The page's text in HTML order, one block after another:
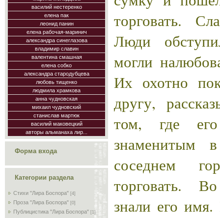
василий нестеренко
елена пак
леонид панин
елена рабочая-маринич
александра синеглазова
владимир славин
валентина смашная
елена собко
александра стародубцева
любовь тищенко
людмила храмкова
анна чудновская
михаил чудновский
станислав мартюк
василий маковецкий
авторы альманаха лир...
Форма входа
Категории раздела
Стихи "Лира Боспора" [4]
Проза "Лира Боспора" [0]
Публицистика "Лира Боспора" [1]
торговать.
Люди
могли
Их охотно
другу,
том, где
знаменитым
соседнем
торговать.
знали его